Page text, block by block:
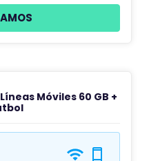
Móviles 60 GB +